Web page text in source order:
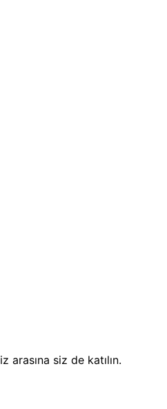
arasına siz de katılın.